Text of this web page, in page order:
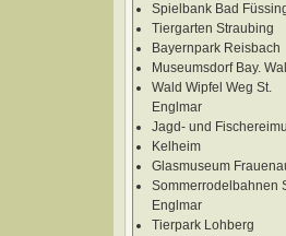
Spielbank Bad
Tiergarten Straubing
Bayernpark Reisbach
Museumsdorf Bay.
Wald Wipfel Weg St.
Englmar
Jagd- und
Kelheim
Glasmuseum
Sommerrodelbahnen
Englmar
Tierpark Lohberg